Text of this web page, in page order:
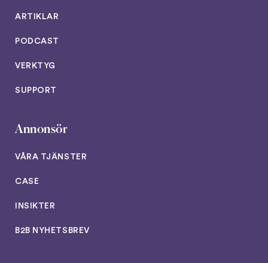
ARTIKLAR
PODCAST
VERKTYG
SUPPORT
Annonsör
VÅRA TJÄNSTER
CASE
INSIKTER
B2B NYHETSBREV